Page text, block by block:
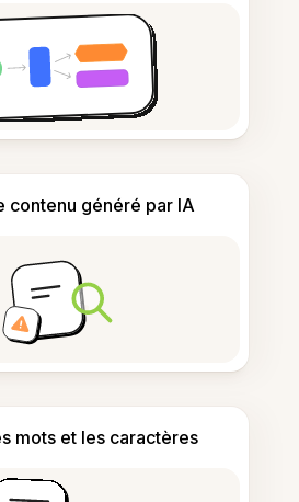
contenu généré par IA
mots et les caractères